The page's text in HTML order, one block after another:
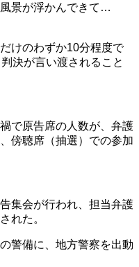
景が浮かんできて…
けのわずか10分程度で
決が言い渡されること
で原告席の人数が、弁護
傍聴席（抽選）での参加
集会が行われ、担当弁護
れた。
備に、地方警察を出動